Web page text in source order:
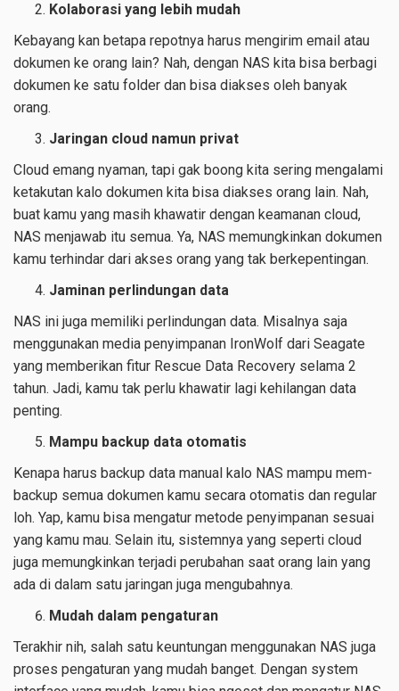
Kolaborasi yang lebih mudah
Kebayang kan betapa repotnya harus mengirim email atau
dokumen ke orang lain? Nah, dengan NAS kita bisa berbagi
dokumen ke satu folder dan bisa diakses oleh banyak
orang.
Jaringan cloud namun privat
Cloud emang nyaman, tapi gak boong kita sering mengalami
ketakutan kalo dokumen kita bisa diakses orang lain. Nah,
buat kamu yang masih khawatir dengan keamanan cloud,
NAS menjawab itu semua. Ya, NAS memungkinkan dokumen
kamu terhindar dari akses orang yang tak berkepentingan.
Jaminan perlindungan data
NAS ini juga memiliki perlindungan data. Misalnya saja
menggunakan media penyimpanan IronWolf dari Seagate
yang memberikan fitur Rescue Data Recovery selama 2
tahun. Jadi, kamu tak perlu khawatir lagi kehilangan data
penting.
Mampu backup data otomatis
Kenapa harus backup data manual kalo NAS mampu mem-
backup semua dokumen kamu secara otomatis dan regular
loh. Yap, kamu bisa mengatur metode penyimpanan sesuai
yang kamu mau. Selain itu, sistemnya yang seperti cloud
juga memungkinkan terjadi perubahan saat orang lain yang
ada di dalam satu jaringan juga mengubahnya.
Mudah dalam pengaturan
Terakhir nih, salah satu keuntungan menggunakan NAS juga
proses pengaturan yang mudah banget. Dengan system